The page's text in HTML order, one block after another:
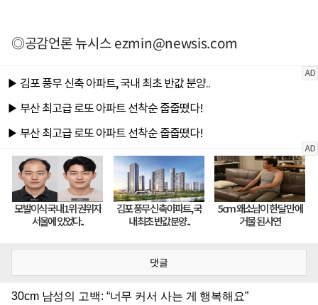
◎공감언론 뉴시스ezmin@newsis.com
댓글